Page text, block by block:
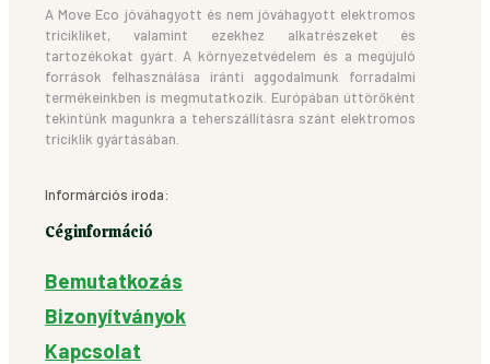
A Move Eco jóváhagyott és nem jóváhagyott elektromos
tricikliket, valamint ezekhez alkatrészeket és
tartozékokat gyárt. A környezetvédelem és a megújuló
források felhasználása iránti aggodalmunk forradalmi
termékeinkben is megmutatkozik. Európában úttörőként
tekintünk magunkra a teherszállításra szánt elektromos
triciklik gyártásában.
Informárciós iroda:
Céginformáció
Bemutatkozás
Bizonyítványok
Kapcsolat